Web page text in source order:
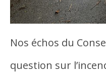
Nos échos du
question sur